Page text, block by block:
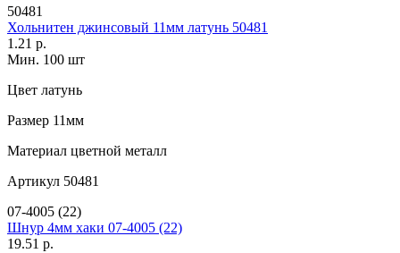
50481
Хольнитен джинсовый 11мм латунь 50481
1.21 р.
Мин. 100 шт
Цвет латунь
Размер 11мм
Материал цветной металл
Артикул 50481
07-4005 (22)
Шнур 4мм хаки 07-4005 (22)
19.51 р.